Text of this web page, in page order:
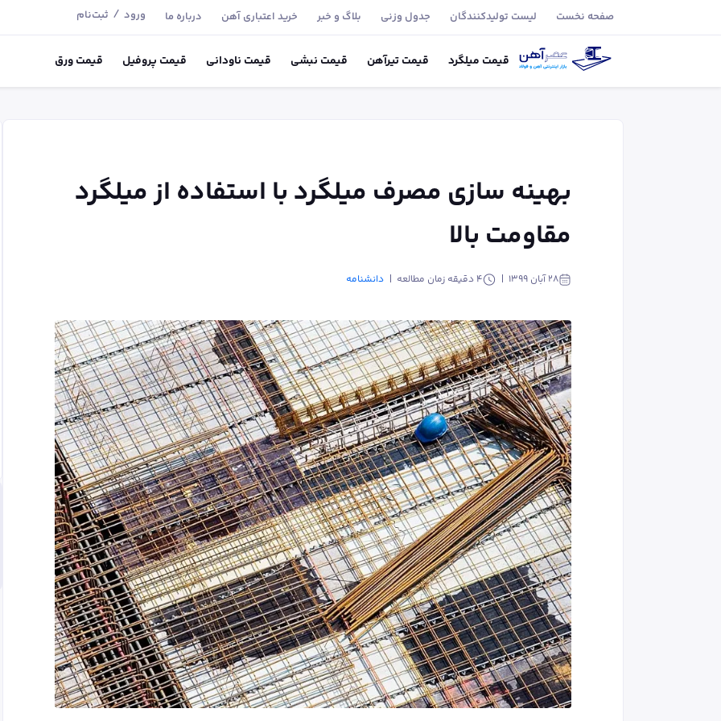
صفحه نخست لیست تولید‌کنندگان جدول وزنی بلاگ و خبر خرید اعتباری آهن درباره ما ورود / ثبت‌نام
قیمت میلگرد قیمتتیر‌آهن قیمت نبشی قیمت ناودانی قیمت پروفیل قیمتورق
بهینه سازی مصرف میلگرد با استفاده از میلگرد
مقاومت بالا
۲۸ آبان ۱۳۹۹ 4دقیقه زمان مطالعه دانشنامه